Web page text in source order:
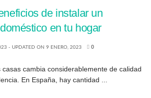
de instalar un
en tu hogar
- UPDATED ON 9 ENERO, 2023 0
cambia considerablemente de calidad
En España, hay cantidad ...